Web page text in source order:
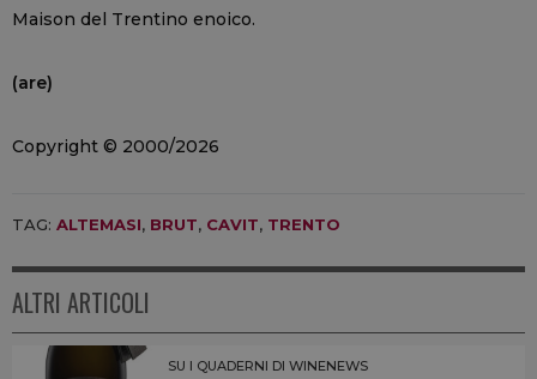
Maison del Trentino enoico.
(are)
Copyright © 2000/2026
TAG: ALTEMASI, BRUT, CAVIT, TRENTO
ALTRI ARTICOLI
SU I QUADERNI DI WINENEWS